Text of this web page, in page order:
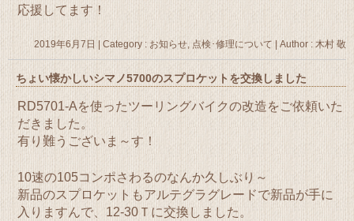
応援してます！
2019年6月7日 | Category : お知らせ 点検･修理について | Author : 木村 敬
ちょい懐かしいシマノ5700のスプロケットを交換しました
RD5701-Aを使ったツーリングバイクの改造をご依頼いた
だきました。
有り難うございま～す！
10速の105コンポさわるのなんか久しぶり～
新品のスプロケットもアルテグラグレードで新品が手に
入りますんで、12-30Ｔに交換しました。